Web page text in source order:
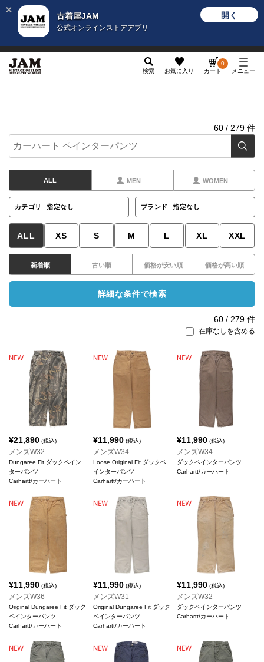
古着屋JAM
公式オンラインストアアプリ
開く
検索 お気に入り カート
0
メニュー
60 / 279 件
ALL MEN WOMEN
カテゴリ 指定なし ブランド 指定なし
ALL XS S M L XL XXL
新着順 古い順 価格が安い順 価格が高い順
詳細な条件で検索
60 / 279 件
在庫なしを含める
¥21,890 (税込)
メンズW32
Dungaree Fit ダックペイン
ターパンツ
Carhartt/カーハート
¥11,990(税込)
メンズW34
Loose Original Fit ダックペ
インターパンツ
Carhartt/カーハート
¥11,990 (税込)
メンズW34
ダックペインターパンツ
Carhartt/カーハート
¥11,990 (税込)
メンズW36
Original Dungaree Fit ダック
ペインターパンツ
Carhartt/カーハート
¥11,990(税込)
メンズW31
Original Dungaree Fit ダック
ペインターパンツ
Carhartt/カーハート
¥11,990 (税込)
メンズW32
ダックペインターパンツ
Carhartt/カーハート